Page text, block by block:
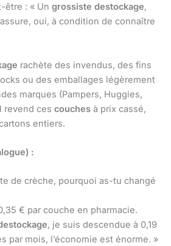
être : « Un grossiste destockage,
oui, à condition de connaître
rachète des invendus, des fins
ou des emballages légèrement
marques (Pampers, Huggies,
revend ces couches à prix cassé,
entiers.
:
de crèche, pourquoi as-tu changé
€ par couche en pharmacie.
, je suis descendue à 0,19
par mois, l’économie est énorme. »